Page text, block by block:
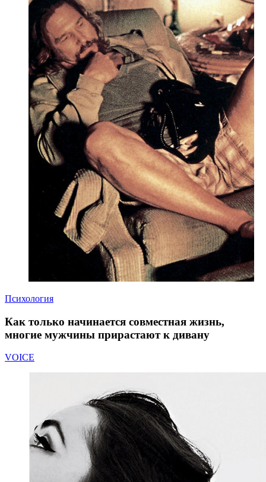
Психология
Как только начинается совместная жизнь,
многие мужчины прирастают к дивану
VOICE